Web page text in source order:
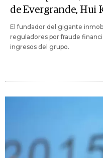
de Evergrande, Hui
El fundador del gigante
reguladores por fraude
ingresos del grupo.